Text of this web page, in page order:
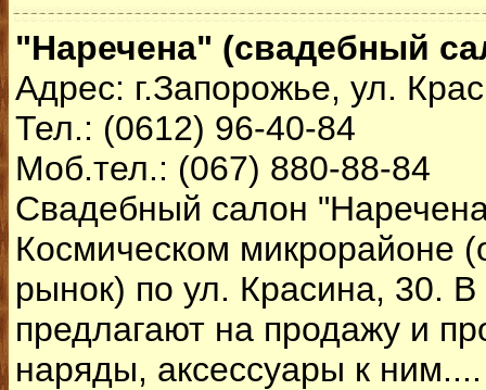
"Наречена" (свадебный
Адрес: г.Запорожье, ул.
Тел.: (0612) 96-40-84
Моб.тел.: (067) 880-88-84
Свадебный салон
Космическом микрорайоне
рынок) по ул. Красина, 30. В
предлагают на продажу и
наряды, аксессуары к